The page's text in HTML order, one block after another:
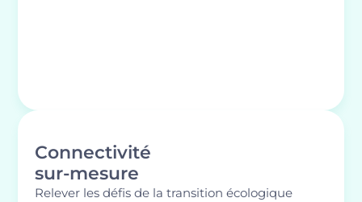
Connectivité
sur-mesure
Relever les défis de la transition écologique